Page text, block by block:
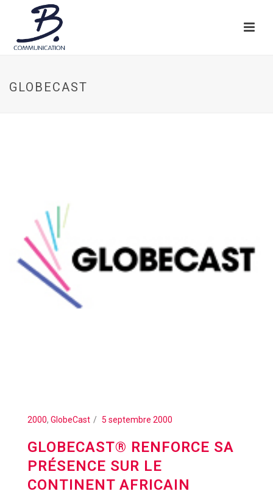
GLOBECAST
2000, GlobeCast 5 septembre 2000
GLOBECAST® RENFORCE SA
PRÉSENCE SUR LE
CONTINENT AFRICAIN